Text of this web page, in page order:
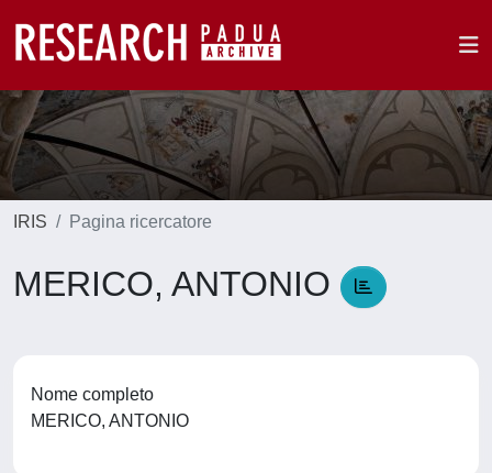
IRIS Pagina ricercatore
MERICO, ANTONIO
Nome completo
MERICO, ANTONIO